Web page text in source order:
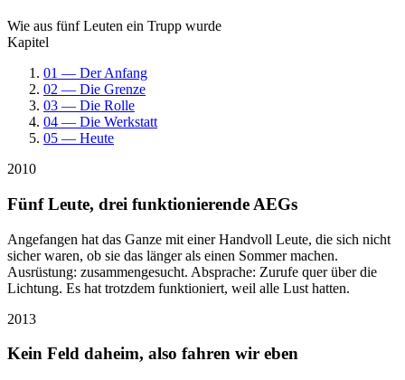
Wie aus fünf Leuten ein Trupp wurde
Kapitel
01 — Der Anfang
02 — Die Grenze
03 — Die Rolle
04 — Die Werkstatt
05 — Heute
2010
Fünf Leute, drei funktionierende AEGs
Angefangen hat das Ganze mit einer Handvoll Leute, die sich nicht
sicher waren, ob sie das länger als einen Sommer machen.
Ausrüstung: zusammengesucht. Absprache: Zurufe quer über die
Lichtung. Es hat trotzdem funktioniert, weil alle Lust hatten.
2013
Kein Feld daheim, also fahren wir eben